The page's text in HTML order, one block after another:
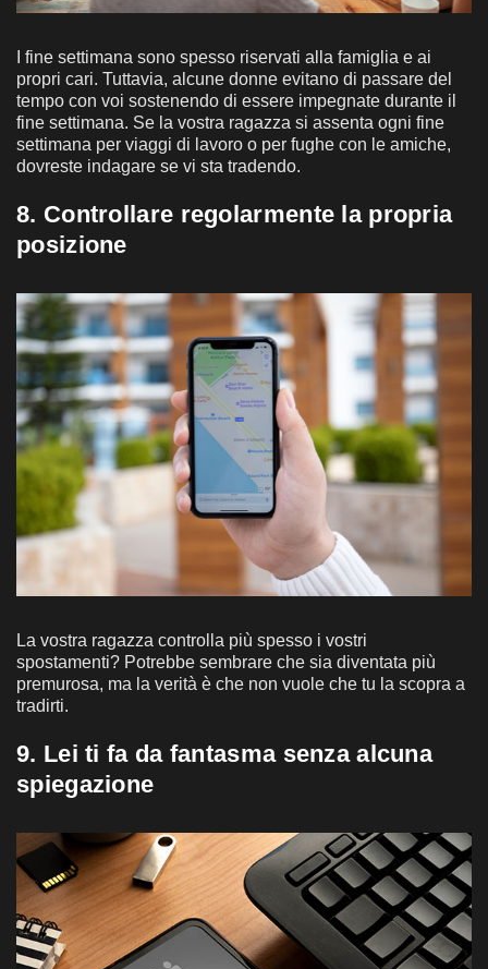
I fine settimana sono spesso riservati alla famiglia e ai
propri cari. Tuttavia, alcune donne evitano di passare del
tempo con voi sostenendo di essere impegnate durante il
fine settimana. Se la vostra ragazza si assenta ogni fine
settimana per viaggi di lavoro o per fughe con le amiche,
dovreste indagare se vi sta tradendo.
8. Controllare regolarmente la propria
posizione
La vostra ragazza controlla più spesso i vostri
spostamenti? Potrebbe sembrare che sia diventata più
premurosa, ma la verità è che non vuole che tu la scopra a
tradirti.
9. Lei ti fa da fantasma senza alcuna
spiegazione